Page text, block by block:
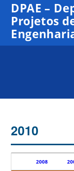
DPAE –
Projetos
2010
2008